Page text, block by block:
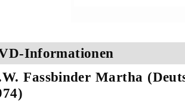
Informationen
Fassbinder Martha